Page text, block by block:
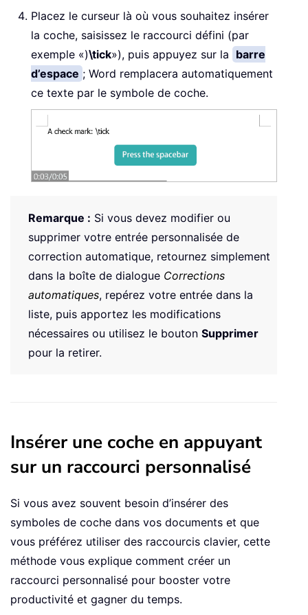
Placez le curseur là où vous souhaitez insérer
la coche, saisissez le raccourci défini (par
exemple «)\tick»), puis appuyez sur la barre
d’espace ; Word remplacera automatiquement
ce texte par le symbole de coche.
Remarque : Si vous devez modifier ou
supprimer votre entrée personnalisée de
correction automatique, retournez simplement
dans la boîte de dialogue Corrections
automatiques, repérez votre entrée dans la
liste, puis apportez les modifications
nécessaires ou utilisez le bouton Supprimer
pour la retirer.
Insérer une coche en appuyant
sur un raccourci personnalisé
Si vous avez souvent besoin d’insérer des
symboles de coche dans vos documents et que
vous préférez utiliser des raccourcis clavier, cette
méthode vous explique comment créer un
raccourci personnalisé pour booster votre
productivité et gagner du temps.